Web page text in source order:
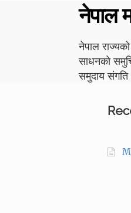
नेपाल
नेपाल
साधनको
समुदाय